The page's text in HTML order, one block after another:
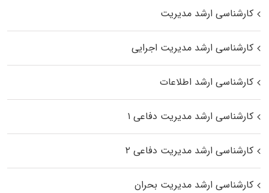
کارشناسی ارشد مدیریت
کارشناسی ارشد مدیریت اجرایی
کارشناسی ارشد اطلاعات
کارشناسی ارشد مدیریت دفاعی ۱
کارشناسی ارشد مدیریت دفاعی ۲
کارشناسی ارشد مدیریت بحران